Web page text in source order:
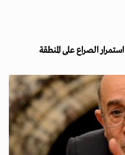
الصراع على المنطقة